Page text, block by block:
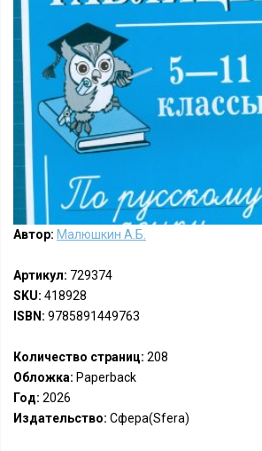
Автор: Малюшкин А.Б.
Артикул: 729374
SKU: 418928
ISBN: 9785891449763
Количество страниц: 208
Обложка: Paperback
Год: 2026
Издательство: Сфера(Sfera)